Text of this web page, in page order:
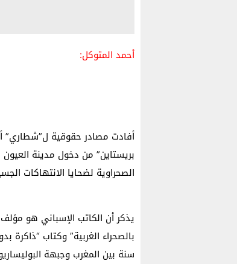
أحمد المتوكل:
أفادت مصادر حقوقية ل”شطاري”
بريستاين” من دخول مدينة
الصحراوية لضحايا الانتهاكات
يذكر أن الكاتب الإسباني هو
سنة بين المغرب وجبهة